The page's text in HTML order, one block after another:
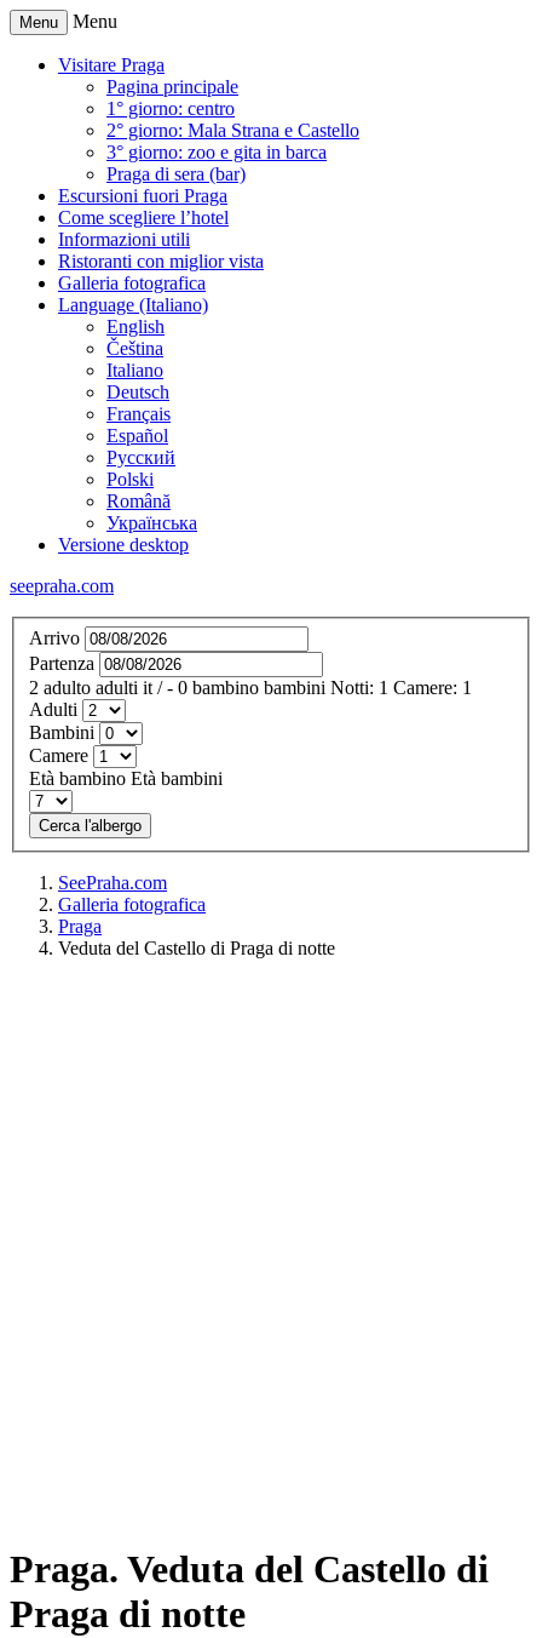
Menu Menu
Visitare Praga
Pagina principale
1° giorno: centro
2° giorno: Mala Strana e Castello
3° giorno: zoo e gita in barca
Praga di sera (bar)
Escursioni fuori Praga
Come scegliere l’hotel
Informazioni utili
Ristoranti con miglior vista
Galleria fotografica
Language (Italiano)
English
Čeština
Italiano
Deutsch
Français
Español
Русский
Polski
Română
Українська
Versione desktop
seepraha.com
Arrivo
Partenza
2 adulto adulti it / - 0 bambino bambini Notti: 1 Camere: 1
Adulti
Bambini
Camere
Età bambino Età bambini
Cerca l'albergo
SeePraha.com
Galleria fotografica
Praga
Veduta del Castello di Praga di notte
Praga. Veduta del Castello di
Praga di notte